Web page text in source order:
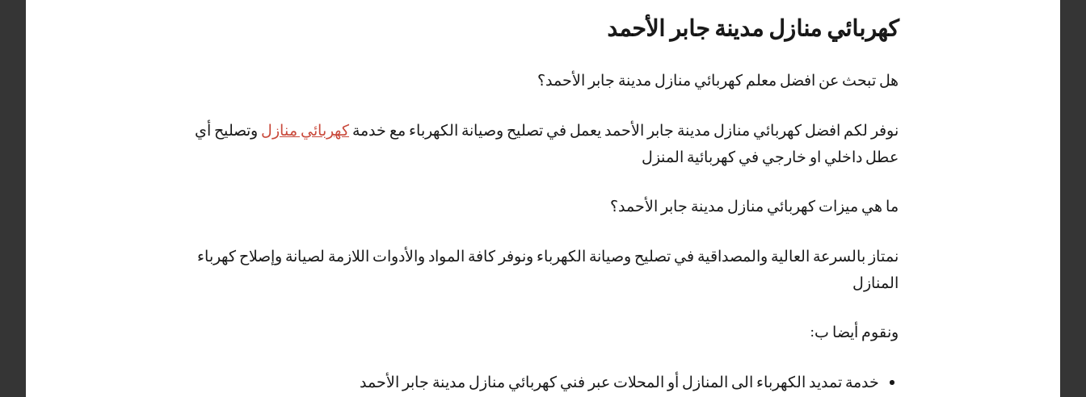
كهربائي منازل مدينة جابر الأحمد
هل تبحث عن افضل معلم كهربائي منازل مدينة جابر الأحمد؟
نوفر لكم افضل كهربائي منازل مدينة جابر الأحمد يعمل في تصليح وصيانة الكهرباء مع خدمة كهربائي منازل وتصليح أي
عطل داخلي او خارجي في كهربائية المنزل
ما هي ميزات كهربائي منازل مدينة جابر الأحمد؟
نمتاز بالسرعة العالية والمصداقية في تصليح وصيانة الكهرباء ونوفر كافة المواد والأدوات اللازمة لصيانة وإصلاح كهرباء
المنازل
ونقوم أيضا ب:
خدمة تمديد الكهرباء الى المنازل أو المحلات عبر فني كهربائي منازل مدينة جابر الأحمد